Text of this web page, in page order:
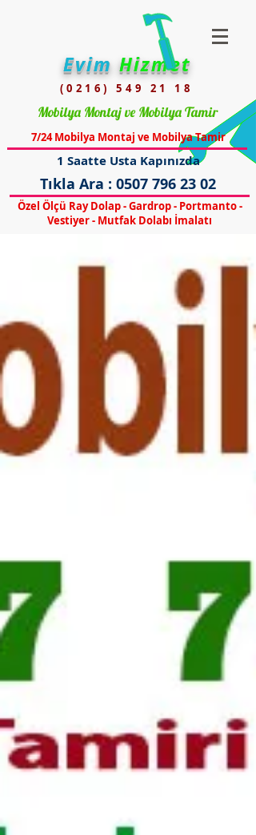
EvimHizmet
(0216) 549 21 18
Mobilya Montaj ve Mobilya Tamir
7/24 Mobilya Montaj ve Mobilya Tamir
1 Saatte Usta Kapınızda
Tıkla Ara : 0507 796 23 02
Özel Ölçü Ray Dolap - Gardrop - Portmanto -
Vestiyer - Mutfak Dolabı İmalatı